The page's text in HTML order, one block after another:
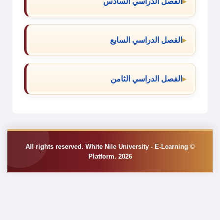
الفصل الدراسي السابع
الفصل الدراسي الثامن